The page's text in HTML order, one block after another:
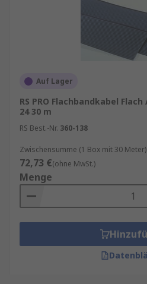
Auf Lager
RS PRO Flachbandkabel
24 30 m
RS Best.-Nr. 360-138
Zwischensumme (1 Box mit 30 Meter)
72,73 €(ohne MwSt.)
Menge